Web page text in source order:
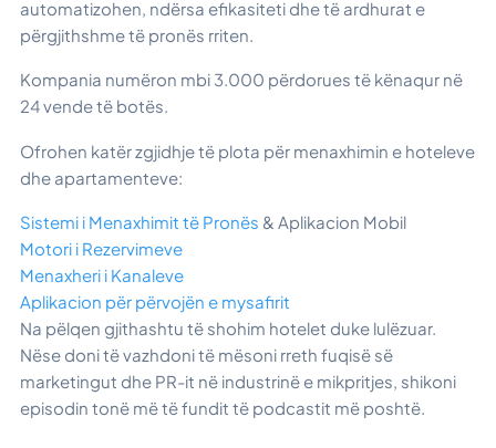
automatizohen, ndërsa efikasiteti dhe të ardhurat e
përgjithshme të pronës rriten.
Kompania numëron mbi 3.000 përdorues të kënaqur në
24 vende të botës.
Ofrohen katër zgjidhje të plota për menaxhimin e hoteleve
dhe apartamenteve:
Sistemi i Menaxhimit të Pronës & Aplikacion Mobil
Motori i Rezervimeve
Menaxheri i Kanaleve
Aplikacion për përvojën e mysafirit
Na pëlqen gjithashtu të shohim hotelet duke lulëzuar.
Nëse doni të vazhdoni të mësoni rreth fuqisë së
marketingut dhe PR-it në industrinë e mikpritjes, shikoni
episodin tonë më të fundit të podcastit më poshtë.